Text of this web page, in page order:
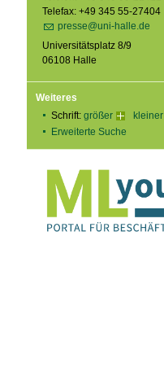
Telefax: +49 345 55-27404
presse@uni-halle.de
Universitätsplatz 8/9
06108 Halle
Weiteres
Schrift: größer
kleiner
Erweiterte Suche